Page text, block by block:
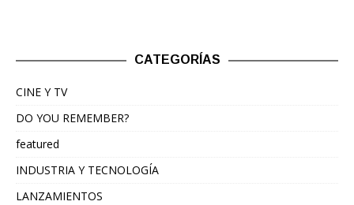
CATEGORÍAS
CINE Y TV
DO YOU REMEMBER?
featured
INDUSTRIA Y TECNOLOGÍA
LANZAMIENTOS